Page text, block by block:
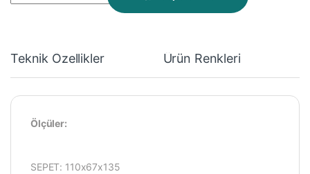
Teknik Özellikler Ürün Renkleri
Ölçüler:
SEPET: 110x67x135